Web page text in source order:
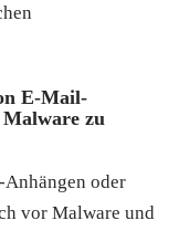
E-Mail-
zu
oder
vor Malware und